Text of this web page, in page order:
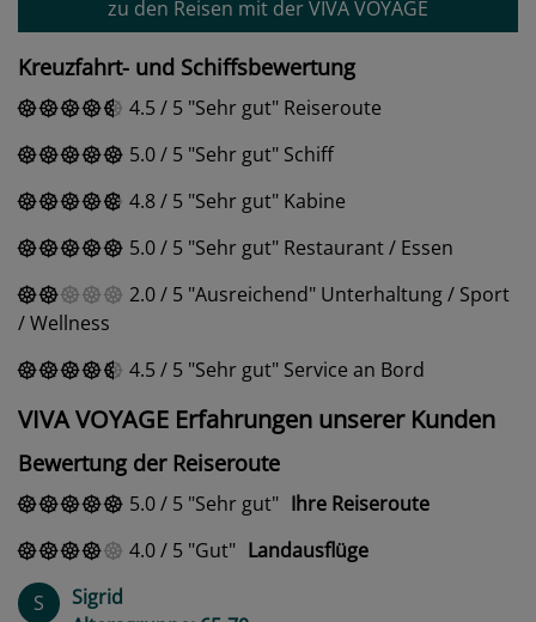
zu den Reisen mit der VIVA VOYAGE
Kreuzfahrt- und Schiffsbewertung
4.5/ 5 Sehr gut Reiseroute
5.0/ 5 Sehr gut Schiff
4.8/ 5 Sehr gut Kabine
5.0/ 5 Sehr gut Restaurant / Essen
2.0/ 5 Ausreichend Unterhaltung / Sport
/ Wellness
4.5/ 5 Sehr gut Service an Bord
VIVA VOYAGE Erfahrungen unserer Kunden
Bewertung der Reiseroute
5.0/ 5 Sehr gut
Ihre Reiseroute
4.0/ 5 Gut
Landausflüge
S
Sigrid